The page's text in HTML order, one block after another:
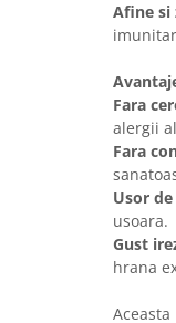
Genti, Custi
Antiparazitare
Solutii educative si
Lese, zgarzi si
Diete Veterinare
Afine si
Fara
alergii
Fara
Usor
usoara.
Gust
hrana